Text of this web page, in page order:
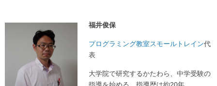
福井俊保
プログラミング教室スモールトレイン代
表
大学院で研究するかたわら、中学受験の